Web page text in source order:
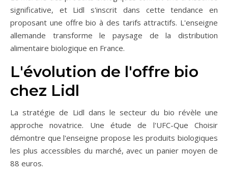
significative, et Lidl s'inscrit dans cette tendance en
proposant une offre bio à des tarifs attractifs. L'enseigne
allemande transforme le paysage de la distribution
alimentaire biologique en France.
L'évolution de l'offre bio
chez Lidl
La stratégie de Lidl dans le secteur du bio révèle une
approche novatrice. Une étude de l'UFC-Que Choisir
démontre que l'enseigne propose les produits biologiques
les plus accessibles du marché, avec un panier moyen de
88 euros.